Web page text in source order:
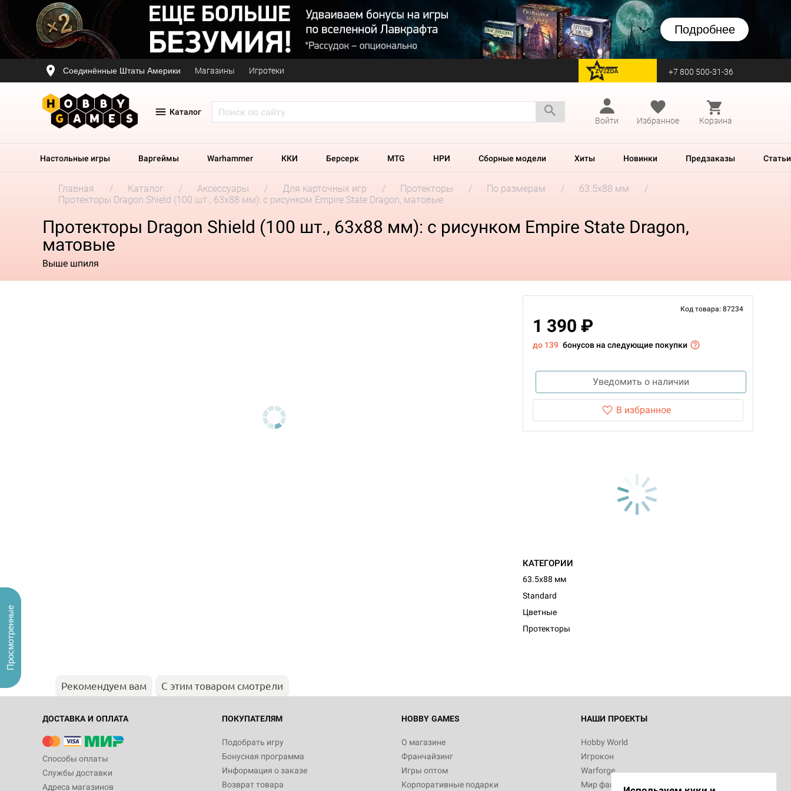
Подробнее
Соединённые Штаты Америки Магазины Игротеки перейти на Zvezda +7 800 500-31-36
Каталог
Войти
Избранное Корзина
Настольные игры Варгеймы Warhammer ККИ Берсерк MTG НРИ Сборные модели Хиты Новинки Предзаказы Статьи
Главная Каталог Аксессуары Для карточных игр Протекторы По размерам
63.5x88 мм
Протекторы Dragon Shield (100 шт., 63х88 мм): с рисунком Empire State Dragon, матовые
Протекторы Dragon Shield (100 шт., 63х88 мм): с рисунком Empire State Dragon,
матовые
Выше шпиля
Код товара: 87234
1 390 ₽
до 139 бонусов на следующие покупки
Уведомить о наличии
В избранное
КАТЕГОРИИ
63.5x88 мм
Standard
Цветные
Протекторы
Рекомендуем вам С этим товаром смотрели
ДОСТАВКА И ОПЛАТА
Способы оплаты
Службы доставки
Адреса магазинов
ПОКУПАТЕЛЯМ
Подобрать игру
Бонусная программа
Информация о заказе
Возврат товара
HOBBY GAMES
О магазине
Франчайзинг
Игры оптом
Корпоративные подарки
НАШИ ПРОЕКТЫ
Hobby World
Игрокон
Warforge
Мир фантастики
Просмотренные
Настольная игра Hobby World Монстры
Белая смерть
12 990
Настольная игра Hobby World Ужас